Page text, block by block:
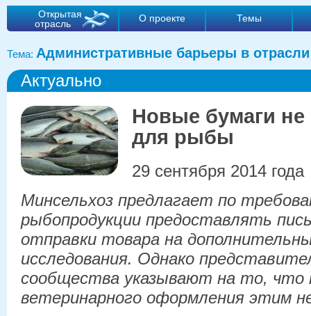
Открытая
отрасль
О проекте Темы
Тема: Административные барьеры в отрасли
Актуально
Новые бумаги не
для рыбы
29 сентября 2014 года
Минсельхоз предлагает по
рыбопродукции предоставлять
отправки товара на
исследования. Однако
сообщества указывают на то, что
ветеринарного оформления этим